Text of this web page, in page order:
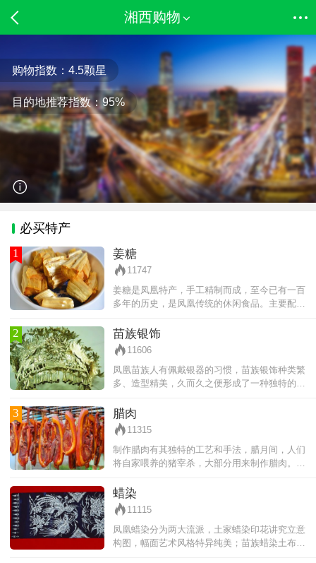
湘西购物
购物指数： 4.5颗星
目的地推荐指数：95%
必买特产
1 姜糖
11747
姜糖是凤凰特产，手工精制而成，至今已有一百
多年的历史，是凤凰传统的休闲食品。主要配料
水等。集香、脆、甜、辣为一体，回味
2 苗族银饰
11606
凤凰苗族人有佩戴银器的习惯，苗族银饰种类繁
多、造型精美，久而久之便形成了一种独特的极
的莫过于摆卖银饰小摊的苗族大婶们
3 腊肉
11315
制作腊肉有其独特的工艺和手法，腊月间，人们
将自家喂养的猪宰杀，大部分用来制作腊肉。人
有一两斤，然后将肉抹上盐，再放进坛
蜡染
11115
凤凰蜡染分为两大流派，土家蜡染印花讲究立意
构图，幅面艺术风格特异纯美；苗族蜡染土布注